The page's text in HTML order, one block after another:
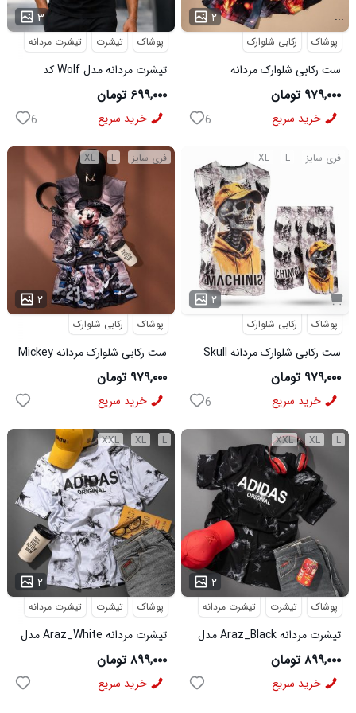
۳
پوشاک تیشرت تیشرت مردانه
تیشرت مردانه مدل Wolf کد
5631
۶۹۹,۰۰۰ تومان
خرید سریع 6
۲ ...
پوشاک رکابی شلوارک
ست رکابی شلوارک مردانه
Lion_Black مدل 3997
۹۷۹,۰۰۰ تومان
خرید سریع 6
فری سایز L
XL
۲ ...
پوشاک رکابی شلوارک
ست رکابی شلوارک مردانه Mickey
مدل 3996
۹۷۹,۰۰۰ تومان
خرید سریع
فری سایز L
XL
۲
پوشاک رکابی شلوارک
ست رکابی شلوارک مردانه Skull
مدل 3995
۹۷۹,۰۰۰ تومان
خرید سریع 6
L
XL
XXL
۲ ...
پوشاک تیشرت تیشرت مردانه
تیشرت مردانه Araz_White مدل
3992
۸۹۹,۰۰۰ تومان
خرید سریع
L
XL
XXL
۲ ...
پوشاک تیشرت تیشرت مردانه
تیشرت مردانه Araz_Black مدل
3991
۸۹۹,۰۰۰ تومان
خرید سریع